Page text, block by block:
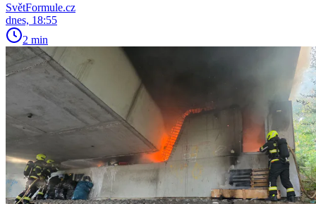
SvětFormule.cz
dnes, 18:55
2 min